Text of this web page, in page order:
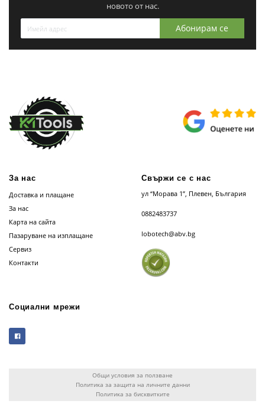
новото от нас.
Абонирам се
За нас
Доставка и плащане
За нас
Карта на сайта
Пазаруване на изплащане
Сервиз
Контакти
Свържи се с нас
ул “Морава 1”, Плевен, България
0882483737
lobotech@abv.bg
Социални мрежи
Общи условия за ползване
Политика за защита на личните данни
Политика за бисквитките